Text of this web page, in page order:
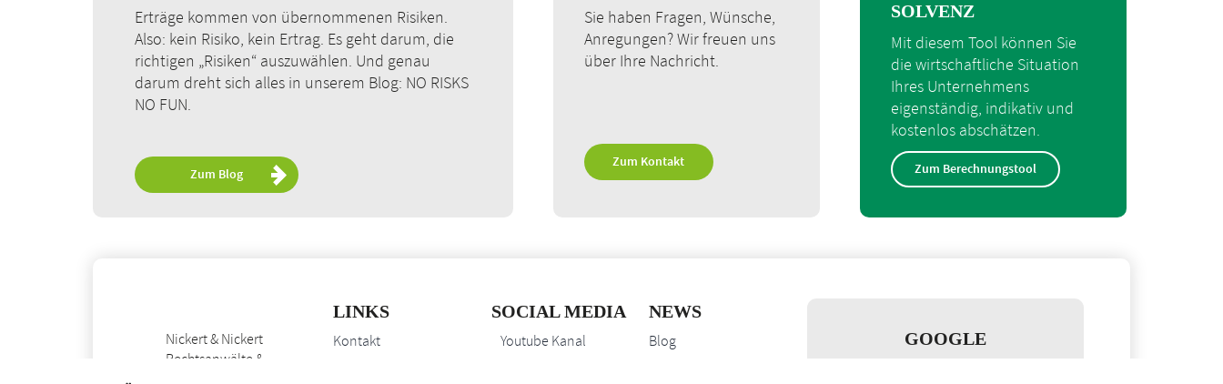
Erträge kommen von übernommenen Risiken.
Also: kein Risiko, kein Ertrag. Es geht darum, die
richtigen „Risiken“ auszuwählen. Und genau
darum dreht sich alles in unserem Blog: NO RISKS
NO FUN.
Zum Blog
Sie haben Fragen, Wünsche,
Anregungen? Wir freuen uns
über Ihre Nachricht.
Zum Kontakt
SOLVENZ
Mit diesem Tool können Sie
die wirtschaftliche Situation
Ihres Unternehmens
eigenständig, indikativ und
kostenlos abschätzen.
Zum Berechnungstool
Nickert & Nickert
Rechtsanwälte &
LINKS
Kontakt
SOCIAL MEDIA
Youtube Kanal
NEWS
Blog
GOOGLE